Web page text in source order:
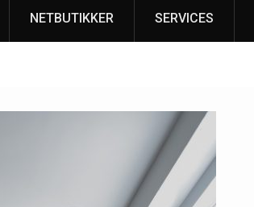
NETBUTIKKER SERVICES